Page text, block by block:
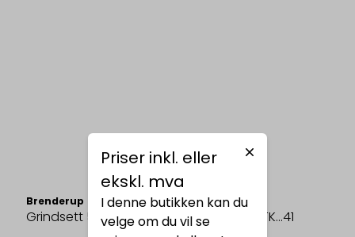
Brenderup
Grindsett 50cm, 4260
Humbaur
Grindsett HTK...41
Priser inkl. eller
ekskl. mva
I denne butikken kan du
velge om du vil se